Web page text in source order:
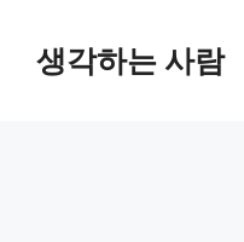
content생각하는 사람